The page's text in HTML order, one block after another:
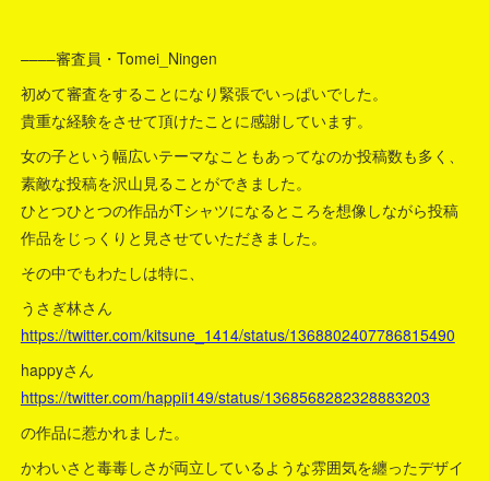
––––審査員・Tomei_Ningen
初めて審査をすることになり緊張でいっぱいでした。
貴重な経験をさせて頂けたことに感謝しています。
女の子という幅広いテーマなこともあってなのか投稿数も多く、
素敵な投稿を沢山見ることができました。
ひとつひとつの作品がTシャツになるところを想像しながら投稿
作品をじっくりと見させていただきました。
その中でもわたしは特に、
うさぎ林さん
https://twitter.com/kitsune_1414/status/1368802407786815490
happyさん
https://twitter.com/happii149/status/1368568282328883203
の作品に惹かれました。
かわいさと毒毒しさが両立しているような雰囲気を纏ったデザイ